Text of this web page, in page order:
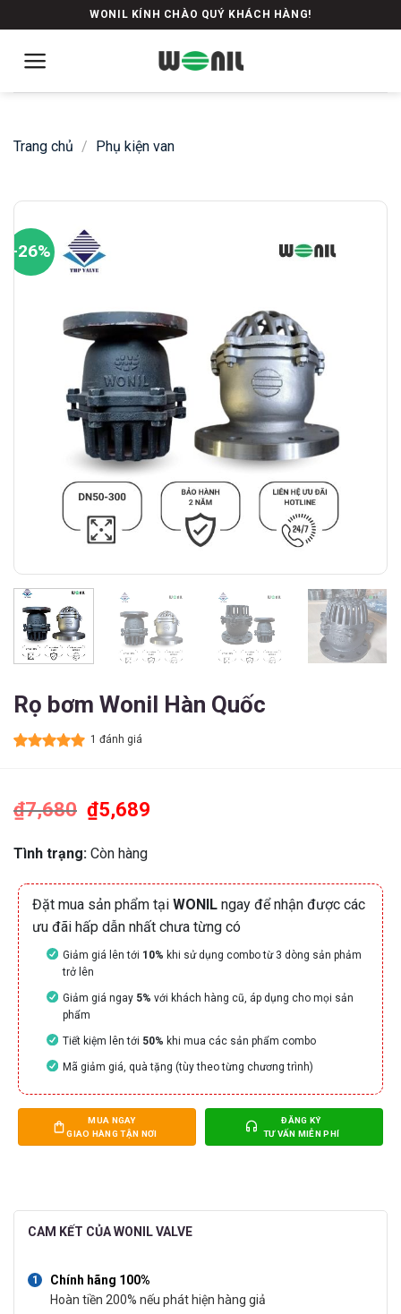
to
content
WONIL KÍNH CHÀO QUÝ KHÁCH HÀNG!
Trang chủ / Phụ kiện van
-26%
Rọ bơm Wonil Hàn Quốc
1 đánh giá
₫7,680 Giá
gốc
₫7,680.
₫5,689
Tình trạng: Còn hàng
Đặt mua sản phẩm tại WONIL ngay để nhận được các
ưu đãi hấp dẫn nhất chưa từng có
Giảm giá lên tới 10% khi sử dụng combo từ 3 dòng sản phảm
trở lên
Giảm giá ngay 5% với khách hàng cũ, áp dụng cho mọi sản
phẩm
Tiết kiệm lên tới 50% khi mua các sản phẩm combo
Mã giảm giá, quà tặng (tùy theo từng chương trình)
MUA NGAY
GIAO HÀNG TẬN NƠI
ĐĂNG KÝ
TƯ VẤN MIỄN PHÍ
CAM KẾT CỦA WONIL VALVE
Chính hãng 100%
Hoàn tiền 200% nếu phát hiện hàng giả